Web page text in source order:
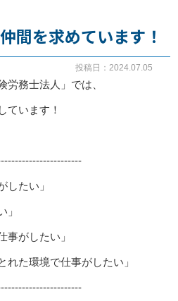
知らせ
所だより
293-8102
CONTACT
間を求めています！
投稿日：2024.07.05
労務士法人」では、
ています！
したい」
」
事がしたい」
れた環境で仕事がしたい」